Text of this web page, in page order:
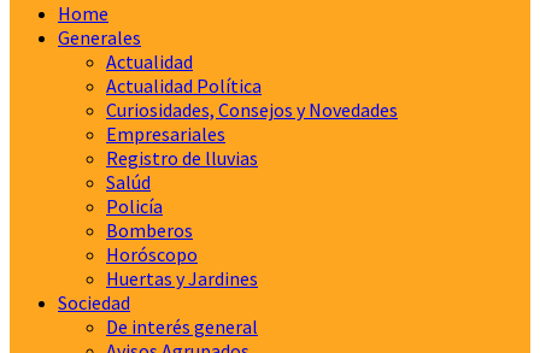
Home
Generales
Actualidad
Actualidad Política
Curiosidades, Consejos y Novedades
Empresariales
Registro de lluvias
Salúd
Policía
Bomberos
Horóscopo
Huertas y Jardines
Sociedad
De interés general